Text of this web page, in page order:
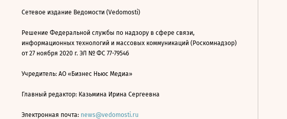
Сетевое издание Ведомости (Vedomosti)
Решение Федеральной службы по надзору в сфере связи,
информационных технологий и массовых коммуникаций (Роскомнадзор)
от 27 ноября 2020 г. ЭЛ № ФС 77-79546
Учредитель: АО «Бизнес Ньюс Медиа»
Главный редактор: Казьмина Ирина Сергеевна
Электронная почта: news@vedomosti.ru